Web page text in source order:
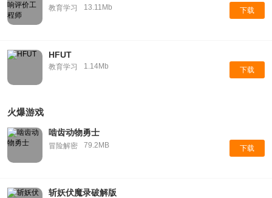
教育学习 13.11Mb 下载
HFUT
教育学习 1.14Mb 下载
火爆游戏
啮齿动物勇士
冒险解密 79.2MB 下载
斩妖伏魔录破解版